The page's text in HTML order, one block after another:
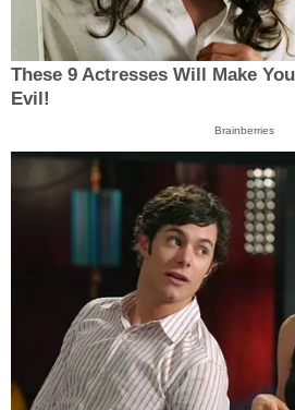
These 9 Actresses Will Make
Evil!
Brainberries